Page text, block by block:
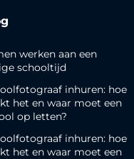
werken aan een
schooltijd
inhuren: hoe
het en waar moet een
op letten?
inhuren: hoe
het en waar moet een